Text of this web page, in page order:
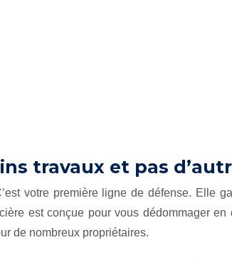
travaux et pas
votre première ligne de défense. Elle
est conçue pour vous dédommager
de nombreux propriétaires.